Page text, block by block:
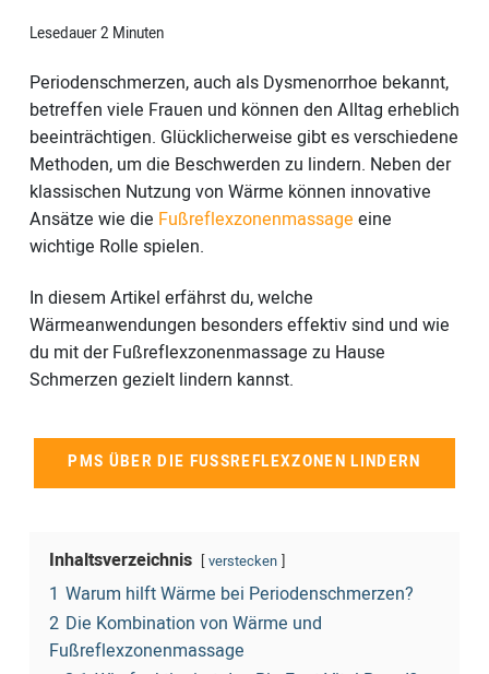
Lesedauer2 Minuten
Periodenschmerzen, auch als Dysmenorrhoe bekannt,
betreffen viele Frauen und können den Alltag erheblich
beeinträchtigen. Glücklicherweise gibt es verschiedene
Methoden, um die Beschwerden zu lindern. Neben der
klassischen Nutzung von Wärme können innovative
Ansätze wie die Fußreflexzonenmassage eine
wichtige Rolle spielen.
In diesem Artikel erfährst du, welche
Wärmeanwendungen besonders effektiv sind und wie
du mit der Fußreflexzonenmassage zu Hause
Schmerzen gezielt lindern kannst.
PMS ÜBER DIE FUSSREFLEXZONEN LINDERN
Inhaltsverzeichnis verstecken
1 Warum hilft Wärme bei Periodenschmerzen?
2 Die Kombination von Wärme und
Fußreflexzonenmassage